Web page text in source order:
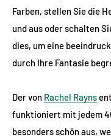
Farben, stellen Sie die
und aus oder schalten
dies, um eine
durch Ihre Fantasie
Der von Rachel Rayns
funktioniert mit jedem
besonders schön aus,